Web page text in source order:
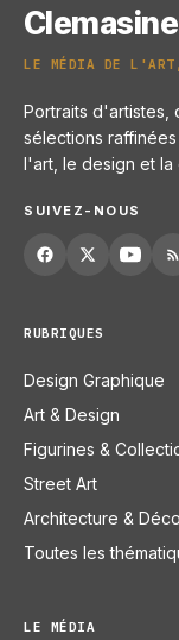
Clemasine
LE MÉDIA DE
Portraits d'artistes,
sélections
l'art, le design et la
SUIVEZ-NOUS
RUBRIQUES
Design Graphique
Art & Design
Figurines &
Street Art
Architecture & Déco
Toutes les
LE MÉDIA